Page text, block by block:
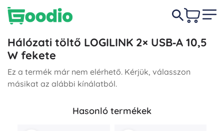
Hálózati töltő LOGILINK 2× USB‑A 10,5
W fekete
Ez a termék már nem elérhető. Kérjük, válasszon
másikat az alábbi kínálatból.
Hasonló termékek